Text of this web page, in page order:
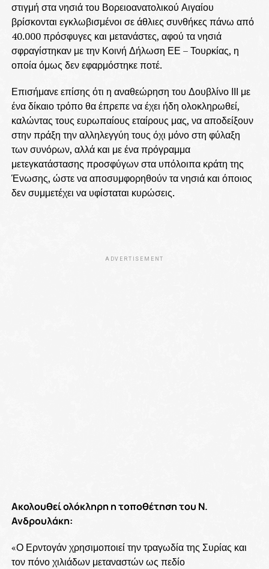
στιγμή στα νησιά του Βορειοανατολικού Αιγαίου
βρίσκονται εγκλωβισμένοι σε άθλιες συνθήκες πάνω από
40.000 πρόσφυγες και μετανάστες, αφού τα νησιά
σφραγίστηκαν με την Κοινή Δήλωση ΕΕ – Τουρκίας, η
οποία όμως δεν εφαρμόστηκε ποτέ.
Επισήμανε επίσης ότι η αναθεώρηση του Δουβλίνο ΙΙΙ με
ένα δίκαιο τρόπο θα έπρεπε να έχει ήδη ολοκληρωθεί,
καλώντας τους ευρωπαίους εταίρους μας, να αποδείξουν
στην πράξη την αλληλεγγύη τους όχι μόνο στη φύλαξη
των συνόρων, αλλά και με ένα πρόγραμμα
μετεγκατάστασης προσφύγων στα υπόλοιπα κράτη της
Ένωσης, ώστε να αποσυμφορηθούν τα νησιά και όποιος
δεν συμμετέχει να υφίσταται κυρώσεις.
ADVERTISEMENT
Ακολουθεί ολόκληρη η τοποθέτηση του Ν.
Ανδρουλάκη:
«Ο Ερντογάν χρησιμοποιεί την τραγωδία της Συρίας και
τον πόνο χιλιάδων μεταναστών ως πεδίο